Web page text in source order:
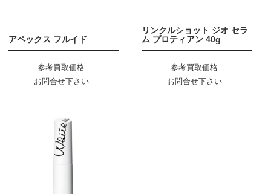
アペックス フルイド
参考買取価格
お問合せ下さい
リンクルショット ジオ セラ
ム プロティアン 40g
参考買取価格
お問合せ下さい